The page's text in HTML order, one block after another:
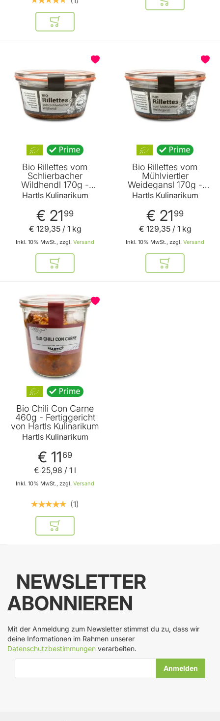
In den Warenkorb
In den
Bio Rillettes vom
Schlierbacher
Wildhendl 170g -
Fertiggericht von Hartls
Hartls Kulinarikum
€ 21 99
Inkl. 10% MwSt., zzgl. Versand
€ 129,35/ 1 kg
In den Warenkorb
Bio Rillettes vom
Mühlviertler
Weidegansl 170g -
Fertiggericht von Hartls
Hartls Kulinarikum
€ 21 99
Inkl. 10% MwSt., zzgl. Versand
€ 129,35/ 1 kg
In den
Bio Chili Con Carne
460g - Fertiggericht
von Hartls Kulinarikum
Hartls Kulinarikum
€ 11 69
Inkl. 10% MwSt., zzgl. Versand
€ 25,98 / 1 l
1
In den Warenkorb
NEWSLETTER
ABONNIEREN
Mit der Anmeldung zum Newsletter stimmst du zu, dass wir
deine Informationen im Rahmen unserer
Datenschutzbestimmungen verarbeiten.